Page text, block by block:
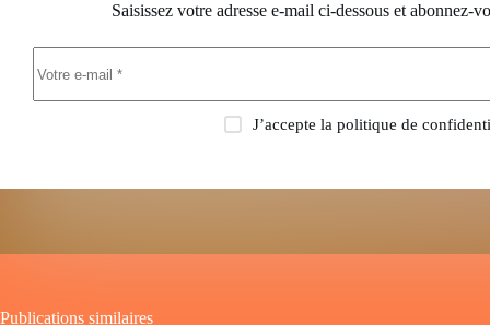
Saisissez votre adresse e-mail ci-dessous et abonnez-
J’accepte la politique de
Publications similaires